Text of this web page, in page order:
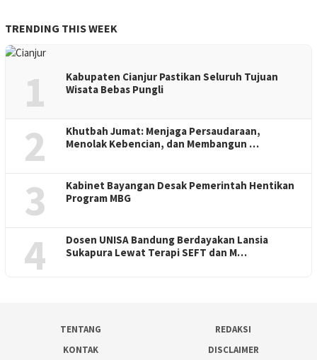
TRENDING THIS WEEK
1
Kabupaten Cianjur Pastikan Seluruh Tujuan
Wisata Bebas Pungli
2
Khutbah Jumat: Menjaga Persaudaraan,
Menolak Kebencian, dan Membangun …
3
Kabinet Bayangan Desak Pemerintah Hentikan
Program MBG
4
Dosen UNISA Bandung Berdayakan Lansia
Sukapura Lewat Terapi SEFT dan M…
TENTANG
REDAKSI
KONTAK
DISCLAIMER